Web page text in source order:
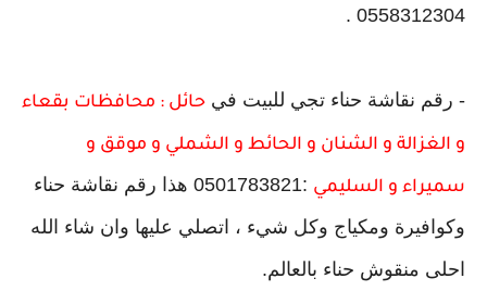
0558312304 .
- رقم نقاشة حناء تجي للبيت في حائل : محافظات بقعاء
و الغزالة و الشنان و الحائط و الشملي و موقق و
سميراء و السليمي
:0501783821 هذا رقم نقاشة حناء
وكوافيرة ومكياج وكل شيء ، اتصلي عليها وان شاء الله
احلى منقوش حناء بالعالم.